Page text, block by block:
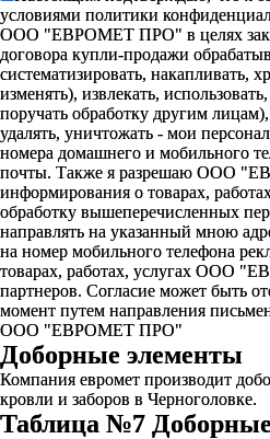
условиями политики
ООО "ЕВРОМЕТ ПРО" в целях
договора купли-продажи
систематизировать, накапливать,
изменять), извлекать,
поручать обработку другим
удалять, уничтожать - мои
номера домашнего и мобильного
почты. Также я разрешаю ООО
информирования о товарах,
обработку вышеперечисленных
направлять на указанный мною
на номер мобильного телефона
товарах, работах, услугах ООО
партнеров. Согласие может быть
момент путем направления
ООО "ЕВРОМЕТ ПРО"
Доборные элементы
Компания евромет производит
кровли и заборов в Черноголовке.
Таблица №7